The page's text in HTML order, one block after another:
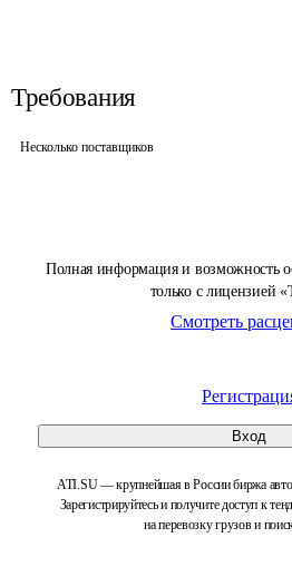
Полная информация и возможность
только с лицензией
Смотреть
Вход
ATI.SU — крупнейшая в России биржа
Зарегистрируйтесь и получите доступ к
на перевозку грузов и
Требования
Несколько поставщиков